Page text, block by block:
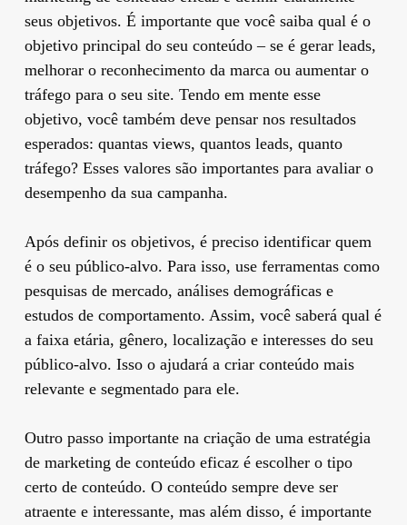
seus objetivos. É importante que você saiba qual é o
objetivo principal do seu conteúdo – se é gerar leads,
melhorar o reconhecimento da marca ou aumentar o
tráfego para o seu site. Tendo em mente esse
objetivo, você também deve pensar nos resultados
esperados: quantas views, quantos leads, quanto
tráfego? Esses valores são importantes para avaliar o
desempenho da sua campanha.
Após definir os objetivos, é preciso identificar quem
é o seu público-alvo. Para isso, use ferramentas como
pesquisas de mercado, análises demográficas e
estudos de comportamento. Assim, você saberá qual é
a faixa etária, gênero, localização e interesses do seu
público-alvo. Isso o ajudará a criar conteúdo mais
relevante e segmentado para ele.
Outro passo importante na criação de uma estratégia
de marketing de conteúdo eficaz é escolher o tipo
certo de conteúdo. O conteúdo sempre deve ser
atraente e interessante, mas além disso, é importante